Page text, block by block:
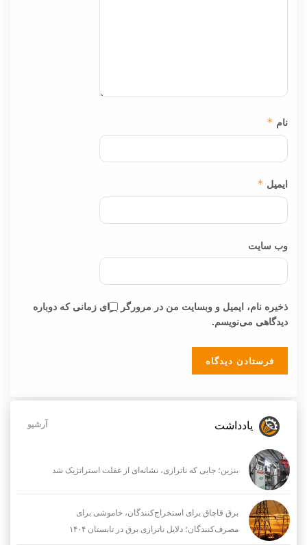
نام *
ایمیل *
وب‌ سایت
ذخیره نام، ایمیل و وبسایت من در مرورگر برای زمانی که دوباره
دیدگاهی می‌نویسم.
یادداشت آرشیو
بنزین؛ جایی که ناترازی، نشانه‌ای از غفلت استراتژیک شد
برق قاچاق برای استخراج‌کنندگان، خاموشی برای
مصرف‌کنندگان؛ دلایل ناترازی برق در تابستان ۱۴۰۴